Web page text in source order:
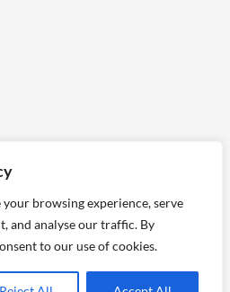
your browsing experience, serve
and analyse our traffic. By
to our use of cookies.